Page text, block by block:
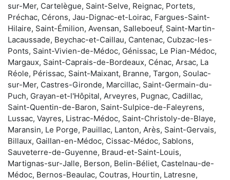
sur-Mer, Cartelègue, Saint-Selve, Reignac, Portets,
Préchac, Cérons, Jau-Dignac-et-Loirac, Fargues-Saint-
Hilaire, Saint-Émilion, Avensan, Salleboeuf, Saint-Martin-
Lacaussade, Beychac-et-Caillau, Cantenac, Cubzac-les-
Ponts, Saint-Vivien-de-Médoc, Génissac, Le Pian-Médoc,
Margaux, Saint-Caprais-de-Bordeaux, Cénac, Arsac, La
Réole, Périssac, Saint-Maixant, Branne, Targon, Soulac-
sur-Mer, Castres-Gironde, Marcillac, Saint-Germain-du-
Puch, Grayan-et-l'Hôpital, Arveyres, Pugnac, Cadillac,
Saint-Quentin-de-Baron, Saint-Sulpice-de-Faleyrens,
Lussac, Vayres, Listrac-Médoc, Saint-Christoly-de-Blaye,
Maransin, Le Porge, Pauillac, Lanton, Arès, Saint-Gervais,
Billaux, Gaillan-en-Médoc, Cissac-Médoc, Sablons,
Sauveterre-de-Guyenne, Braud-et-Saint-Louis,
Martignas-sur-Jalle, Berson, Belin-Béliet, Castelnau-de-
Médoc, Bernos-Beaulac, Coutras, Hourtin, Latresne,